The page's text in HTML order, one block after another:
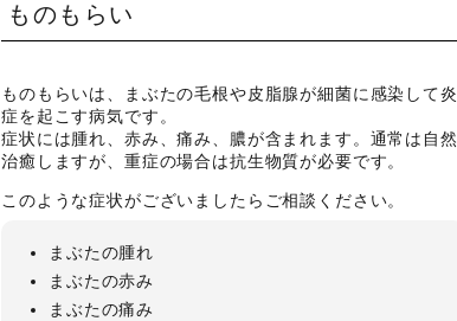
ものもらい
ものもらいは、まぶたの毛根や皮脂腺が細菌に感染して炎
症を起こす病気です。
症状には腫れ、赤み、痛み、膿が含まれます。通常は自然
治癒しますが、重症の場合は抗生物質が必要です。
このような症状がございましたらご相談ください。
まぶたの腫れ
まぶたの赤み
まぶたの痛み